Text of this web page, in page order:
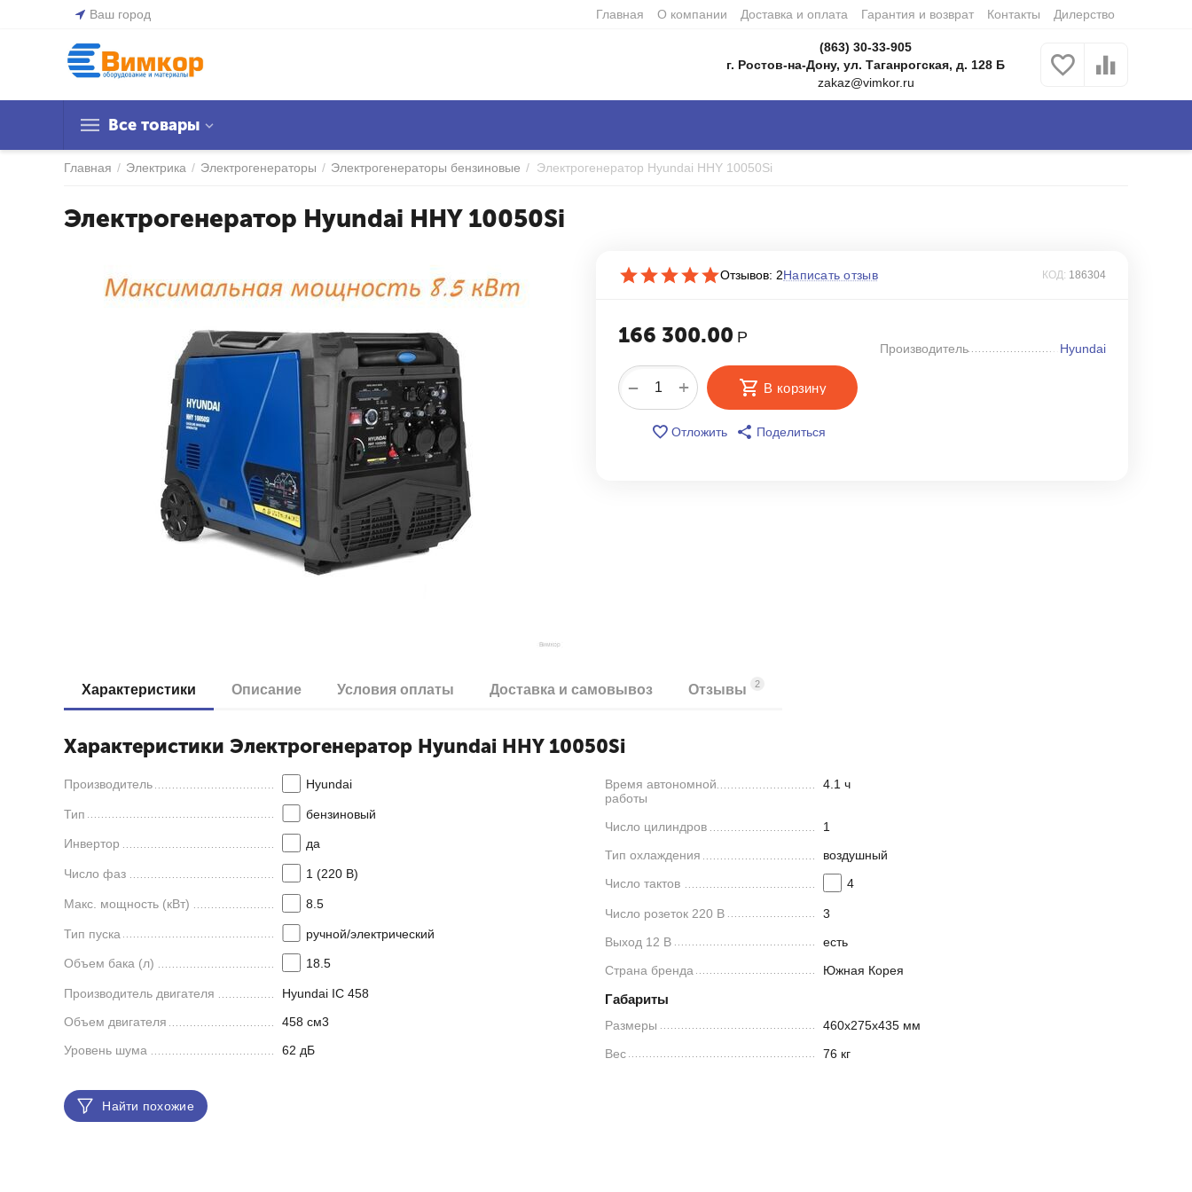
Ваш город Главная О компании Доставка и оплата Гарантия и возврат Контакты Дилерство
(863) 30-33-905
г. Ростов-на-Дону, ул. Таганрогская, д. 128 Б
zakaz@vimkor.ru
Все товары
Главная / Электрика / Электрогенераторы / Электрогенераторы бензиновые / Электрогенератор Hyundai HHY 10050Si
Электрогенератор Hyundai HHY 10050Si
Отзывов: 2Написать отзыв КОД: 186304
166 300.00 Р
+
− В корзину
Отложить Поделиться
Производитель Hyundai
Характеристики Описание Условия оплаты Доставка и самовывоз Отзывы 2
Характеристики Электрогенератор Hyundai HHY 10050Si
Производитель Hyundai
Тип бензиновый
Инвертор да
Число фаз 1 (220 В)
Макс. мощность (кВт) 8.5
Тип пуска ручной/электрический
Объем бака (л) 18.5
Производитель двигателя
Hyundai IC 458
Объем двигателя
458 см3
Уровень шума
62 дБ
Время автономной
работы
4.1 ч
Число цилиндров
1
Тип охлаждения
воздушный
Число тактов
4
Число розеток 220 В
3
Выход 12 В
есть
Страна бренда
Южная Корея
Габариты
Размеры
460x275x435 мм
Вес
76 кг
Найти похожие